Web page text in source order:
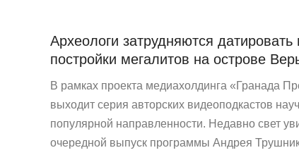
Археологи затрудняются
постройки мегалитов на острове
В рамках проекта медиахолдинга «Гранада
выходит серия авторских видеоподкастов
популярной направленности. Недавно свет
очередной выпуск программы Андрея